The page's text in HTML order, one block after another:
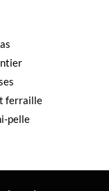
ferraille
pelle